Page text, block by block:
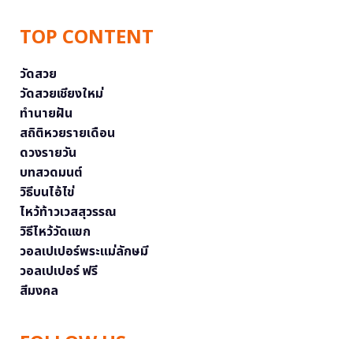
TOP CONTENT
วัดสวย
วัดสวยเชียงใหม่
ทำนายฝัน
สถิติหวยรายเดือน
ดวงรายวัน
บทสวดมนต์
วิธีบนไอ้ไข่
ไหว้ท้าวเวสสุวรรณ
วิธีไหว้วัดแขก
วอลเปเปอร์พระแม่ลักษมี
วอลเปเปอร์ ฟรี
สีมงคล